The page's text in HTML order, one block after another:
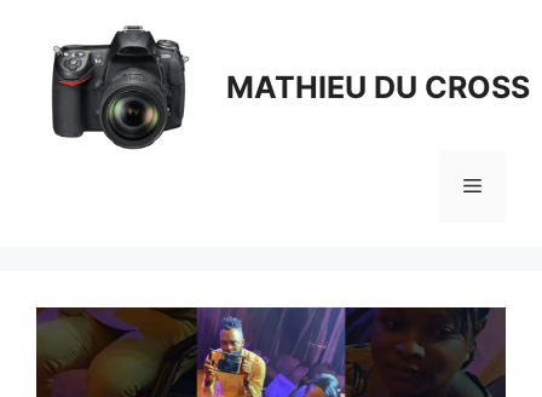
contenu
MATHIEU DU CROSS
Menu